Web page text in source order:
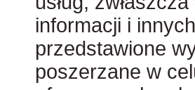
informacji i
przedstawione
poszerzane w